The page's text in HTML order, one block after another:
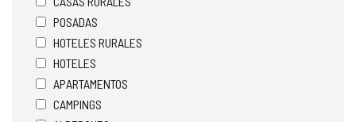
POSADAS
HOTELES RURALES
HOTELES
APARTAMENTOS
CAMPINGS